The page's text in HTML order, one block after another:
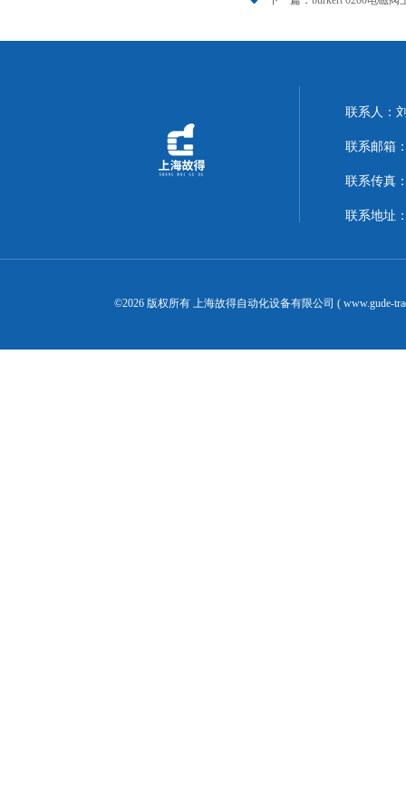
联系人：
联系邮箱
联系传真
联系地址
©2026 版权所有 上海故得自动化设备有限公司 ( www.gude-